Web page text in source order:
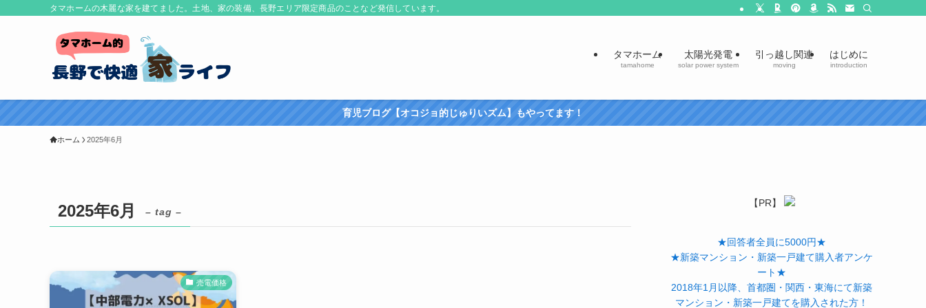
タマホームの木麗な家を建てました。土地、家の装備、長野エリア限定商品のことなど発信しています。
タマホーム
tamahome
太陽光発電
solar power system
引っ越し関連
moving
はじめに
introduction
育児ブログ【オコジョ的じゅりいズム】もやってます！
ホーム 2025年6月
2025年6月 – tag –
売電価格
【PR】
★回答者全員に5000円★
★新築マンション・新築一戸建て購入者アンケ
ート★
2018年1月以降、首都圏・関西・東海にて新築
マンション・新築一戸建てを購入された方！